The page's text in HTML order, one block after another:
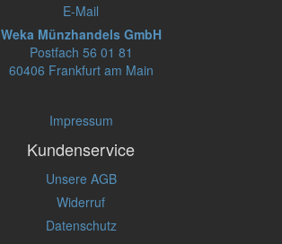
E-Mail
Weka Münzhandels GmbH
Postfach 56 01 81
60406 Frankfurt am Main
Impressum
Kundenservice
Unsere AGB
Widerruf
Datenschutz